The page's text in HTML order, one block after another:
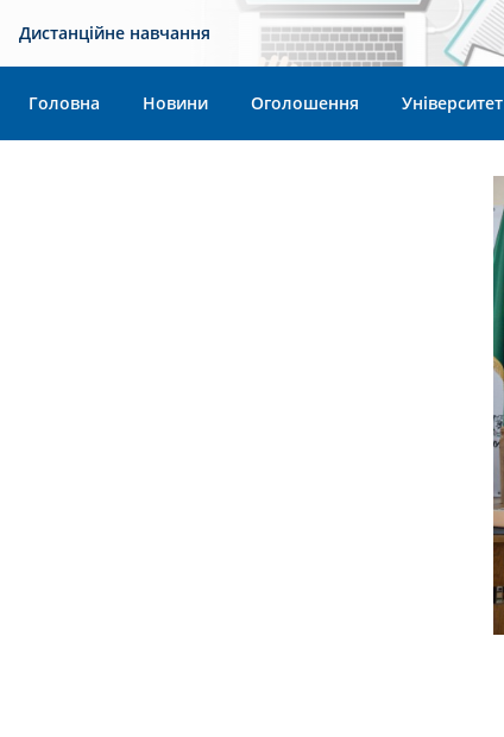
Дистанційне навчання
Головна Новини Оголошення Університет